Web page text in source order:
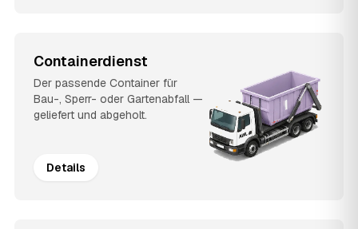
Containerdienst
Der passende Container für
Bau-, Sperr- oder Gartenabfall —
geliefert und abgeholt.
Details